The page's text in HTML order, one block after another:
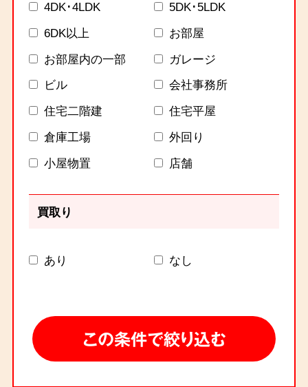
4DK･4LDK
5DK･5LDK
6DK以上
お部屋
お部屋内の一部
ガレージ
ビル
会社事務所
住宅二階建
住宅平屋
倉庫工場
外回り
小屋物置
店舗
買取り
あり なし